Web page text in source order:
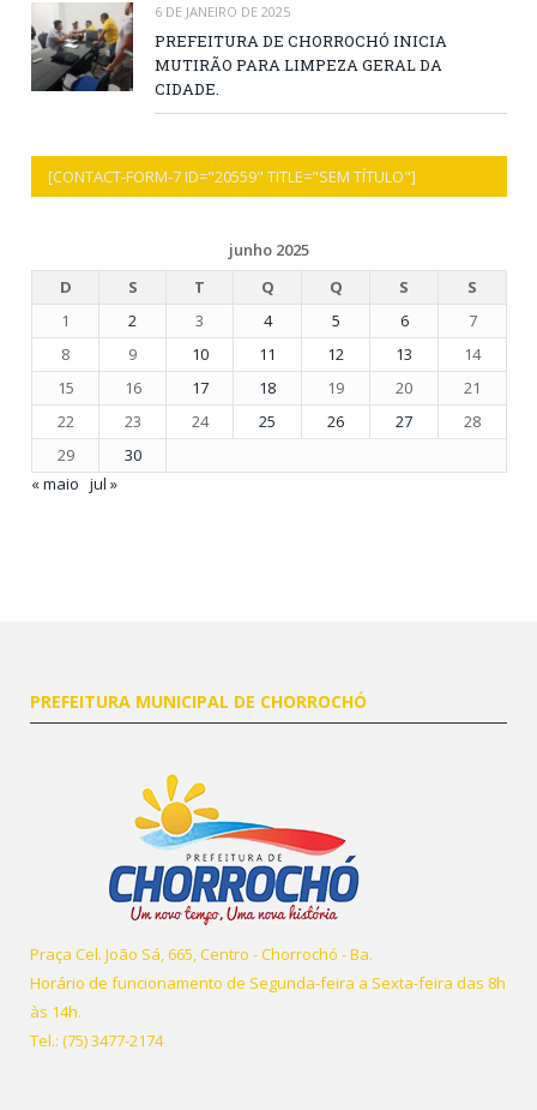
6 DE JANEIRO DE 2025
PREFEITURA DE CHORROCHÓ INICIA
MUTIRÃO PARA LIMPEZA GERAL DA
CIDADE.
[CONTACT-FORM-7 ID="20559" TITLE="SEM TÍTULO"]
junho 2025
D
S T Q Q S
S
1
2 3 4 5 6
7
8
9 10 11 12 13
14
15
16 17 18 19 20
21
22
23 24 25 26 27
28
29
30
« maio jul »
PREFEITURA MUNICIPAL DE CHORROCHÓ
Praça Cel. João Sá, 665, Centro - Chorrochó - Ba.
Horário de funcionamento de Segunda-feira a Sexta-feira das 8h
às 14h.
Tel.: (75) 3477-2174